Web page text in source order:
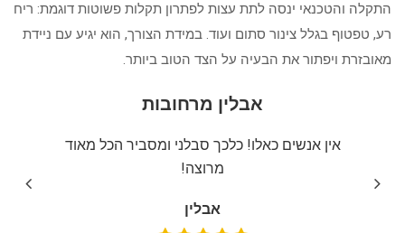
התקלה והטכנאי ינסה לתת עצות לפתרון תקלות פשוטות דוגמת: ריח
רע, טפטוף בגלל צינור סתום ועוד. במידת הצורך, הוא יגיע עם ניידת
מאובזרת ויפתור את הבעיה על הצד הטוב ביותר.
אבלין מרחובות
אין אנשים כאלו! כלכך סבלני ומסביר הכל מאוד
מרוצה!
אבלין